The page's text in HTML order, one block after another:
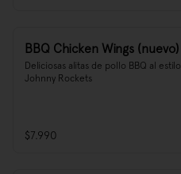
BBQ Chicken Wings (nuevo)
Deliciosas alitas de pollo BBQ al estilo
Johnny Rockets
$7.990